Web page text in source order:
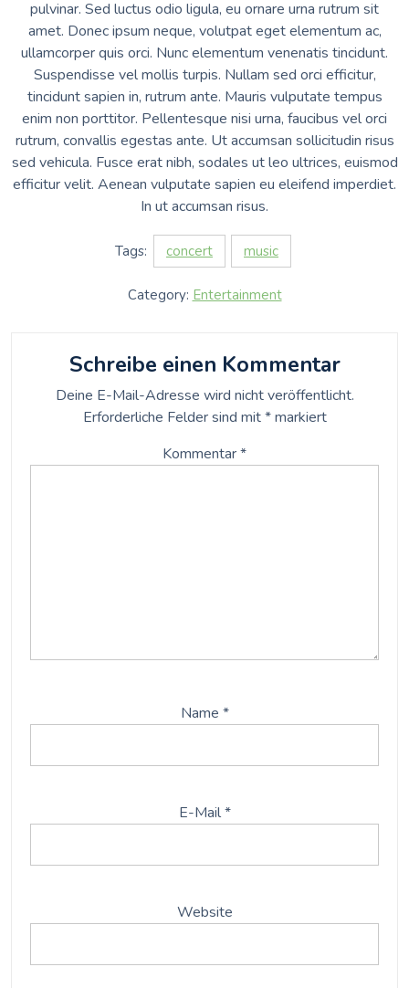
pulvinar. Sed luctus odio ligula, eu ornare urna rutrum sit
amet. Donec ipsum neque, volutpat eget elementum ac,
ullamcorper quis orci. Nunc elementum venenatis tincidunt.
Suspendisse vel mollis turpis. Nullam sed orci efficitur,
tincidunt sapien in, rutrum ante. Mauris vulputate tempus
enim non porttitor. Pellentesque nisi urna, faucibus vel orci
rutrum, convallis egestas ante. Ut accumsan sollicitudin risus
sed vehicula. Fusce erat nibh, sodales ut leo ultrices, euismod
efficitur velit. Aenean vulputate sapien eu eleifend imperdiet.
In ut accumsan risus.
Tags: concert music
Category: Entertainment
Schreibe einen Kommentar
Deine E-Mail-Adresse wird nicht veröffentlicht.
Erforderliche Felder sind mit*markiert
Kommentar*
Name *
E-Mail*
Website